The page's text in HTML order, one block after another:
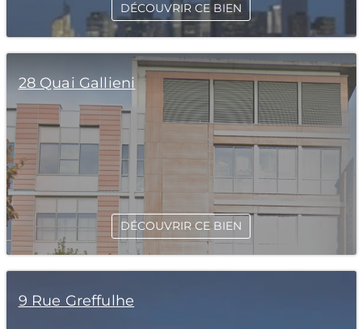
DÉCOUVRIR CE BIEN
28 Quai Gallieni
DÉCOUVRIR CE BIEN
9 Rue Greffulhe